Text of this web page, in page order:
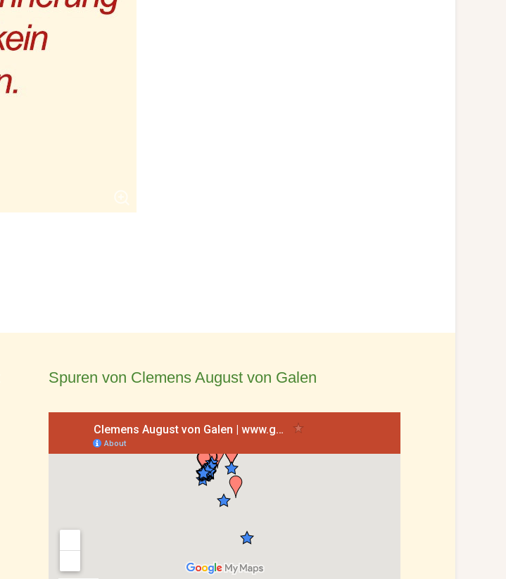
Spuren von Clemens August von Galen